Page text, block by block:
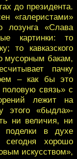
до президента.
«галеристами»
лозунга «Слава
картинки: то
то кавказского
мусорным бакам,
пачку
– как бы это
связь» с
лежит на
этого «быдла»-
ни величия, ни
поделки в духе
сегодня хорошо
искусством»,